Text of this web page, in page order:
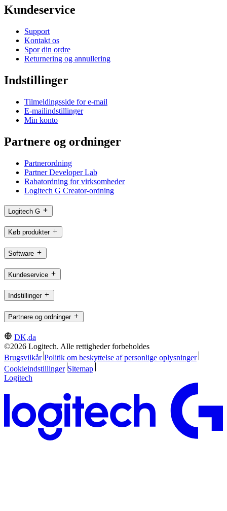
Kundeservice
Support
Kontakt os
Spor din ordre
Returnering og annullering
Indstillinger
Tilmeldingsside for e-mail
E-mailindstillinger
Min konto
Partnere og ordninger
Partnerordning
Partner Developer Lab
Rabatordning for virksomheder
Logitech G Creator-ordning
Logitech G
Køb produkter
Software
Kundeservice
Indstillinger
Partnere og ordninger
DK,da
©2026 Logitech. Alle rettigheder forbeholdes
Brugsvilkår Politik om beskyttelse af personlige oplysninger
Cookieindstillinger Sitemap
Logitech